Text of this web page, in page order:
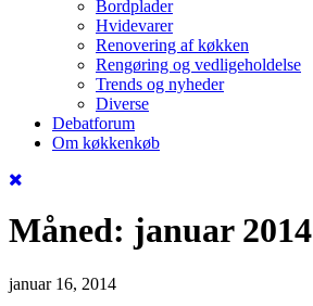
Bordplader
Hvidevarer
Renovering af køkken
Rengøring og vedligeholdelse
Trends og nyheder
Diverse
Debatforum
Om køkkenkøb
Måned: januar 2014
januar 16, 2014